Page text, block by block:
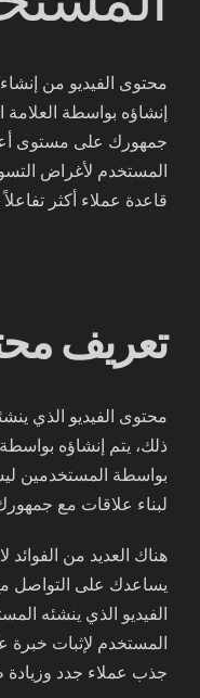
محتوى الفيديو من
إنشاؤه بواسطة
جمهورك على مستوى
المستخدم لأغراض
قاعدة عملاء أكثر
تعريف
محتوى الفيديو الذي
ذلك، يتم إنشاؤه
بواسطة المستخدمين
لبناء علاقات مع
هناك العديد من
يساعدك على التواصل
الفيديو الذي ينشئه
المستخدم لإثبات خبرة
جذب عملاء جدد وزيادة